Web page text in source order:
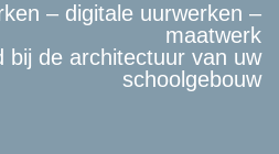
– digitale uurwerken –
maatwerk
bij de architectuur van uw
schoolgebouw